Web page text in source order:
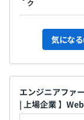
ク
気にな
エンジニアファ
| 上場企業 】